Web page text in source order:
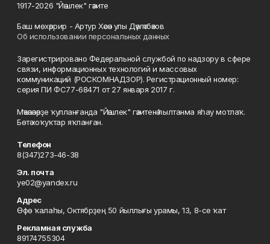
1917-2026 "Йәшлек" гәзите
Баш мөхәррир - Артур Хәсән улы Дәүләтбәков
Об использовании персональных данных
Зарегистрировано Федеральной службой по надзору в сфере
связи, информационных технологий и массовых
коммуникаций (РОСКОМНАДЗОР). Регистрационный номер:
серия ПИ ФС77-68471 от 27 января 2017 г.
Мәҡәләләрҙе ҡулланғанда "Йәшлек" гәзитенә һылтанма яһау мотлаҡ.
Бөтә хоҡуҡтар яҡланған.
Телефон
8(347)273-46-38
Эл. почта
ye02@yandex.ru
Адрес
Өфө ҡалаһы, Октябрҙең 50 йыллығы урамы, 13, 8-се ҡат
Рекламная служба
89174755304